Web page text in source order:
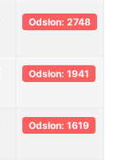
Odsłon: 2748
Odsłon: 1941
Odsłon: 1619